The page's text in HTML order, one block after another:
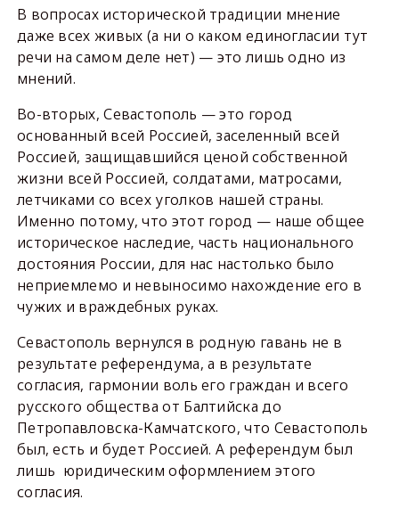
В вопросах исторической традиции мнение
даже всех живых (а ни о каком единогласии тут
речи на самом деле нет) — это лишь одно из
мнений.
Во-вторых, Севастополь — это город
основанный всей Россией, заселенный всей
Россией, защищавшийся ценой собственной
жизни всей Россией, солдатами, матросами,
летчиками со всех уголков нашей страны.
Именно потому, что этот город — наше общее
историческое наследие, часть национального
достояния России, для нас настолько было
неприемлемо и невыносимо нахождение его в
чужих и враждебных руках.
Севастополь вернулся в родную гавань не в
результате референдума, а в результате
согласия, гармонии воль его граждан и всего
русского общества от Балтийска до
Петропавловска-Камчатского, что Севастополь
был, есть и будет Россией. А референдум был
лишь юридическим оформлением этого
согласия.